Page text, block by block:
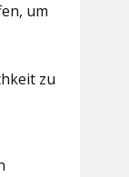
um
zu